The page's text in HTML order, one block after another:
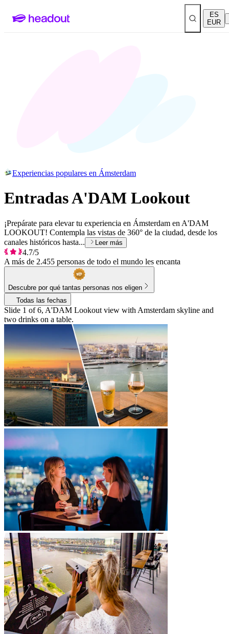
ES
EUR
Experiencias populares en Ámsterdam
Entradas A'DAM Lookout
¡Prepárate para elevar tu experiencia en Ámsterdam en A'DAM
LOOKOUT! Contempla las vistas de 360° de la ciudad, desde los
canales históricos hasta...
Leer más
4.7/5
A más de 2.455 personas de todo el mundo les encanta
Descubre por qué tantas personas nos eligen
Todas las fechas
Slide 1 of 6, A'DAM Lookout view with Amsterdam skyline and
two drinks on a table.